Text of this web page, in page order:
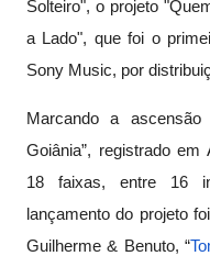
Solteiro", o projeto
a Lado", que foi o
Sony Music, por
Marcando a
Goiânia”, registrado
18 faixas, entre 16
lançamento do projeto
Guilherme & Benuto, “